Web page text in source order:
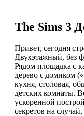
The Sims 3
Привет, сегодня
Двухэтажный, без
Рядом площадка с
дерево с домиком
кухня, столовая,
детских комнаты.
ускоренной
секретов на